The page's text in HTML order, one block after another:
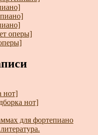
оперы]
нот]
нот]
для фортепиано